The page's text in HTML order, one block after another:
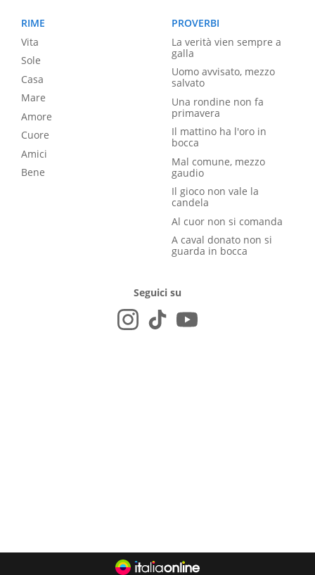
RIME
Vita
Sole
Casa
Mare
Amore
Cuore
Amici
Bene
PROVERBI
La verità vien sempre a
galla
Uomo avvisato, mezzo
salvato
Una rondine non fa
primavera
Il mattino ha l'oro in
bocca
Mal comune, mezzo
gaudio
Il gioco non vale la
candela
Al cuor non si comanda
A caval donato non si
guarda in bocca
Seguici su